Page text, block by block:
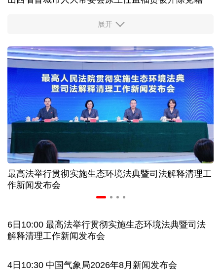
中国多地出台带薪休假新政 释放消费潜力
入境游火热 前7月北京离境退税各项数据均创新高
我国自阿根廷进口的牛肉已达到规定数量的50%
上半年我国黄金消费量511.412吨，同比增长1.23%
AI客服承诺不实、人工客服接入困难 中消协回应
数据有了“身份证” 我国正稳步推进数据产权登记
白宫否认特朗普与赫格塞思因弹药库存短缺发生争执
美媒称美国增派人手 在古巴加大力度开展情报活动
展开
最高法举行贯彻实施生态环境法典暨司法解释清理工
作新闻发布会
6日10:00 最高法举行贯彻实施生态环境法典暨司法
解释清理工作新闻发布会
4日10:30 中国气象局2026年8月新闻发布会